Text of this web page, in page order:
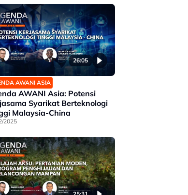
26:05
AWANI ASIA
AWANI Asia: Potensi
Syarikat Berteknologi
Malaysia-China
2025